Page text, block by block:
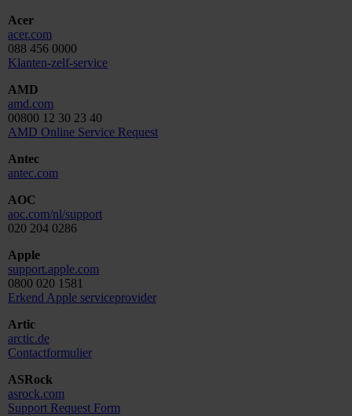
Acer
acer.com
088 456 0000
Klanten-zelf-service
AMD
amd.com
00800 12 30 23 40
AMD Online Service Request
Antec
antec.com
AOC
aoc.com/nl/support
020 204 0286
Apple
support.apple.com
0800 020 1581
Erkend Apple serviceprovider
Artic
arctic.de
Contactformulier
ASRock
asrock.com
Support Request Form